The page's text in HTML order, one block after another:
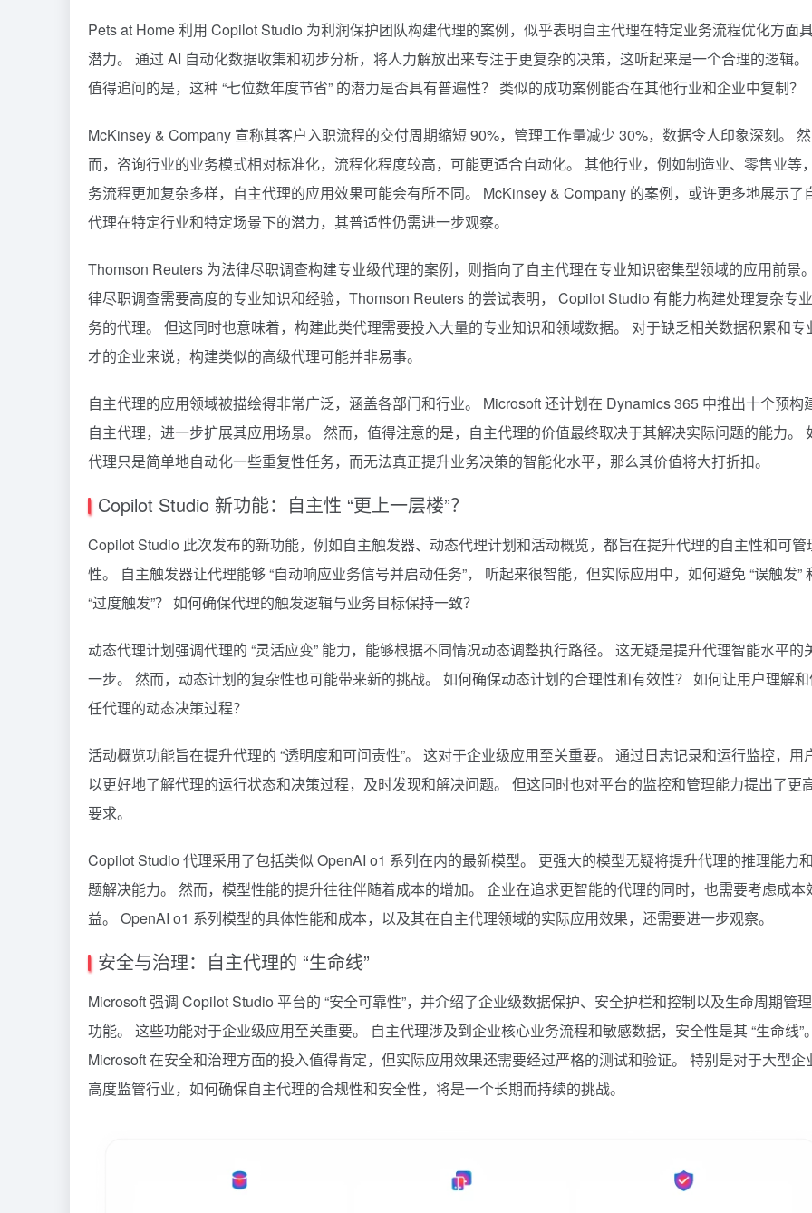
Pets at Home 利用 Copilot Studio 为利润保护团队构建代理的案例，似乎表明自主代理在特定业务流程优化方面
潜力。 通过 AI 自动化数据收集和初步分析，将人力解放出来专注于更复杂的决策，这听起来是一个合理的逻辑。
值得追问的是，这种 “七位数年度节省” 的潜力是否具有普遍性？ 类似的成功案例能否在其他行业和企业中复制？
McKinsey & Company 宣称其客户入职流程的交付周期缩短 90%，管理工作量减少 30%，数据令人印象深刻。 然
而，咨询行业的业务模式相对标准化，流程化程度较高，可能更适合自动化。 其他行业，例如制造业、零售业等
务流程更加复杂多样，自主代理的应用效果可能会有所不同。 McKinsey & Company 的案例，或许更多地展示了
代理在特定行业和特定场景下的潜力，其普适性仍需进一步观察。
Thomson Reuters 为法律尽职调查构建专业级代理的案例，则指向了自主代理在专业知识密集型领域的应用前景
律尽职调查需要高度的专业知识和经验，Thomson Reuters 的尝试表明， Copilot Studio 有能力构建处理复杂专
务的代理。 但这同时也意味着，构建此类代理需要投入大量的专业知识和领域数据。 对于缺乏相关数据积累和专
才的企业来说，构建类似的高级代理可能并非易事。
自主代理的应用领域被描绘得非常广泛，涵盖各部门和行业。 Microsoft 还计划在 Dynamics 365 中推出十个预构
自主代理，进一步扩展其应用场景。 然而，值得注意的是，自主代理的价值最终取决于其解决实际问题的能力。
代理只是简单地自动化一些重复性任务，而无法真正提升业务决策的智能化水平，那么其价值将大打折扣。
Copilot Studio 新功能：自主性 “更上一层楼”？
Copilot Studio 此次发布的新功能，例如自主触发器、动态代理计划和活动概览，都旨在提升代理的自主性和可管
性。 自主触发器让代理能够 “自动响应业务信号并启动任务”， 听起来很智能，但实际应用中，如何避免 “误触发”
“过度触发”？ 如何确保代理的触发逻辑与业务目标保持一致？
动态代理计划强调代理的 “灵活应变” 能力，能够根据不同情况动态调整执行路径。 这无疑是提升代理智能水平的
一步。 然而，动态计划的复杂性也可能带来新的挑战。 如何确保动态计划的合理性和有效性？ 如何让用户理解
任代理的动态决策过程？
活动概览功能旨在提升代理的 “透明度和可问责性”。 这对于企业级应用至关重要。 通过日志记录和运行监控，用
以更好地了解代理的运行状态和决策过程，及时发现和解决问题。 但这同时也对平台的监控和管理能力提出了更
要求。
Copilot Studio 代理采用了包括类似 OpenAI o1 系列在内的最新模型。 更强大的模型无疑将提升代理的推理能力
题解决能力。 然而，模型性能的提升往往伴随着成本的增加。 企业在追求更智能的代理的同时，也需要考虑成本
益。 OpenAI o1 系列模型的具体性能和成本，以及其在自主代理领域的实际应用效果，还需要进一步观察。
安全与治理：自主代理的 “生命线”
Microsoft 强调 Copilot Studio 平台的 “安全可靠性”，并介绍了企业级数据保护、安全护栏和控制以及生命周期管
功能。 这些功能对于企业级应用至关重要。 自主代理涉及到企业核心业务流程和敏感数据，安全性是其 “生命线”。
Microsoft 在安全和治理方面的投入值得肯定，但实际应用效果还需要经过严格的测试和验证。 特别是对于大型企
高度监管行业，如何确保自主代理的合规性和安全性，将是一个长期而持续的挑战。